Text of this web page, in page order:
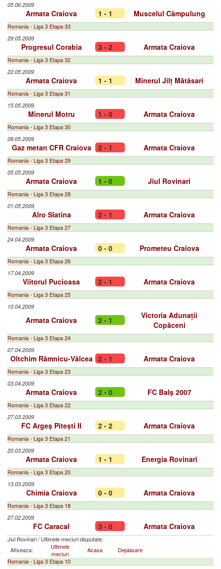
05.06.2009
Armata Craiova 1 - 1 Muscelul Câmpulung
Romania - Liga 3 Etapa 33
29.05.2009
Progresul Corabia 3 - 2 Armata Craiova
Romania - Liga 3 Etapa 32
22.05.2009
Armata Craiova 1 - 1 Minerul Jilț Mătăsari
Romania - Liga 3 Etapa 31
15.05.2009
Minerul Motru 1 - 0 Armata Craiova
Romania - Liga 3 Etapa 30
08.05.2009
Gaz metan CFR Craiova 2 - 1 Armata Craiova
Romania - Liga 3 Etapa 29
05.05.2009
Armata Craiova 1 - 0 Jiul Rovinari
Romania - Liga 3 Etapa 28
01.05.2009
Alro Slatina 2 - 1 Armata Craiova
Romania - Liga 3 Etapa 27
24.04.2009
Armata Craiova 0 - 0 Prometeu Craiova
Romania - Liga 3 Etapa 26
17.04.2009
Viitorul Pucioasa 2 - 1 Armata Craiova
Romania - Liga 3 Etapa 25
10.04.2009
Armata Craiova 2 - 1
Victoria Adunații
Copăceni
Romania - Liga 3 Etapa 24
07.04.2009
Oltchim Râmnicu-Vâlcea 2 - 1 Armata Craiova
Romania - Liga 3 Etapa 23
03.04.2009
Armata Craiova 2 - 0 FC Balș 2007
Romania - Liga 3 Etapa 22
27.03.2009
FC Argeș Pitești II 2 - 2 Armata Craiova
Romania - Liga 3 Etapa 21
20.03.2009
Armata Craiova 1 - 1 Energia Rovinari
Romania - Liga 3 Etapa 20
13.03.2009
Chimia Craiova 0 - 0 Armata Craiova
Romania - Liga 3 Etapa 18
27.02.2009
FC Caracal 3 - 0 Armata Craiova
Jiul Rovinari/ Ultimele meciuri disputate:
Afiseaza:
Ultimele
meciuri
Acasa
Deplasare
Romania - Liga 3 Etapa 10